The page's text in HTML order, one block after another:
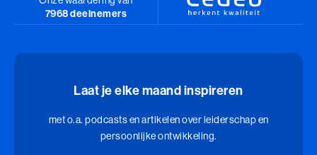
7968 deelnemers
Laat je elke maand inspireren
met o.a. podcasts en artikelen over leiderschap en
persoonlijke ontwikkeling.